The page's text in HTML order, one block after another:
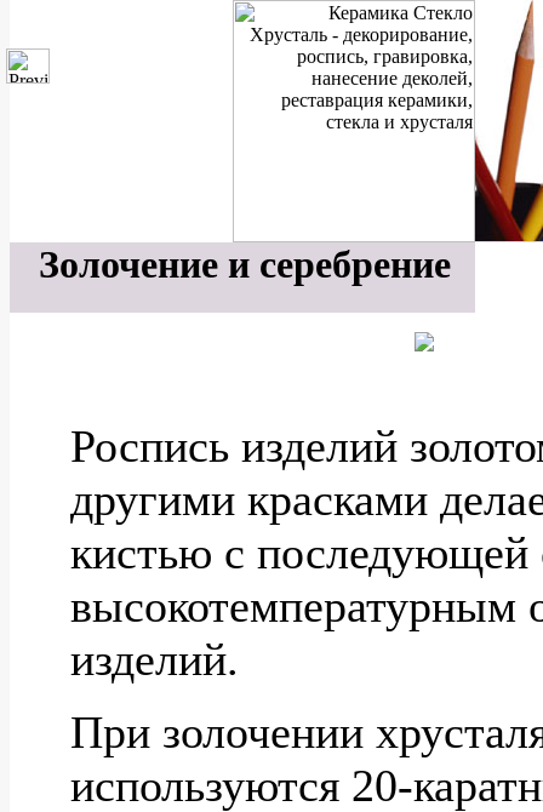
Золочение и серебрение
Роспись изделий
другими красками
кистью с последующей
высокотемпературным
изделий.
При золочении
используются 20-